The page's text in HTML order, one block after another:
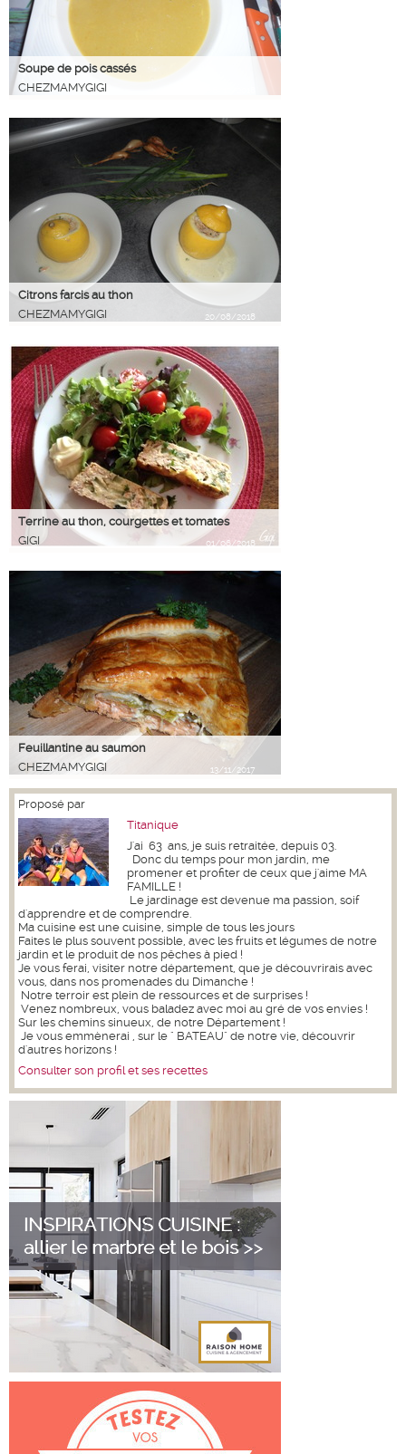
Soupe de pois cassés
CHEZMAMYGIGI
Citrons farcis au thon
CHEZMAMYGIGI
20/08/2018
Terrine au thon, courgettes et tomates
GIGI
01/06/2018
Feuillantine au saumon
CHEZMAMYGIGI
13/11/2017
Proposé par
Titanique
J'ai 63 ans, je suis retraitée, depuis 03.
Donc du temps pour mon jardin, me
promener et profiter de ceux que j'aime MA
FAMILLE !
Le jardinage est devenue ma passion, soif
d'apprendre et de comprendre.
Ma cuisine est une cuisine, simple de tous les jours
Faites le plus souvent possible, avec les fruits et légumes de notre
jardin et le produit de nos pêches à pied !
Je vous ferai, visiter notre département, que je découvrirais avec
vous, dans nos promenades du Dimanche !
Notre terroir est plein de ressources et de surprises !
Venez nombreux, vous baladez avec moi au gré de vos envies !
Sur les chemins sinueux, de notre Département !
Je vous emmènerai , sur le " BATEAU" de notre vie, découvrir
d'autres horizons !
Consulter son profil et ses recettes